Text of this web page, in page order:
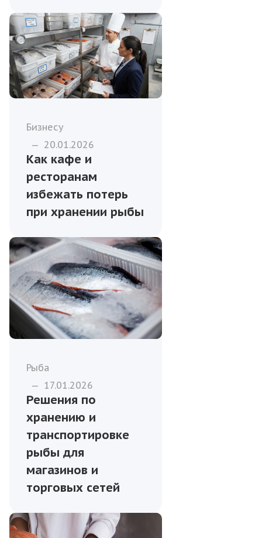
Бизнесу
— 20.01.2026
Как кафе и
ресторанам
избежать потерь
при хранении рыбы
Рыба
— 17.01.2026
Решения по
хранению и
транспортировке
рыбы для
магазинов и
торговых сетей